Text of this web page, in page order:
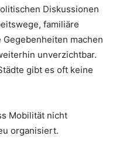
Diskussionen
familiäre
machen
unverzichtbar.
gibt es oft keine
Mobilität nicht
organisiert.